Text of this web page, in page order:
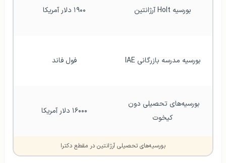
بورسیه Holt آرژانتین ۱۹۰۰ دلار آمریکا
بورسیه‌ مدرسه بازرگانی IAE فول فاند
کیخوت
۱۶۰۰۰ دلار آمریکا
بورسیه‌های تحصیلی آرژانتین در مقطع دکترا